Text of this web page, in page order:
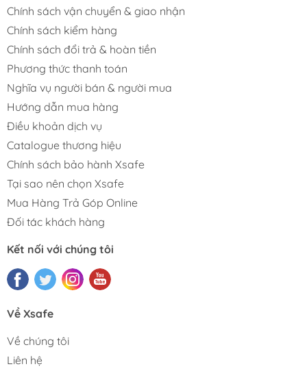
Chính sách vận chuyển & giao nhận
Chính sách kiểm hàng
Chính sách đổi trả & hoàn tiền
Phương thức thanh toán
Nghĩa vụ người bán & người mua
Hướng dẫn mua hàng
Điều khoản dịch vụ
Catalogue thương hiệu
Chính sách bảo hành Xsafe
Tại sao nên chọn Xsafe
Mua Hàng Trả Góp Online
Đối tác khách hàng
Kết nối với chúng tôi
Về Xsafe
Về chúng tôi
Liên hệ